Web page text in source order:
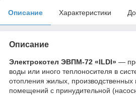
Описание Характеристики
Описание
Электрокотел ЭВПМ-72 «ILDI» —
воды или иного теплоносителя в
отопления жилых, производственных
помещений с принудительной